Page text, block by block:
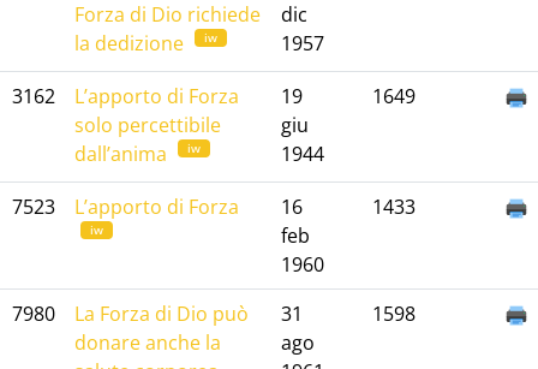
Forza di Dio richiede
la dedizione
iw
dic
1957
3162
L’apporto di Forza
solo percettibile
dall’anima
iw
19
giu
1944
1649
7523 L’apporto di Forza
iw
16
feb
1960
1433
7980
La Forza di Dio può
donare anche la
31
ago
1598